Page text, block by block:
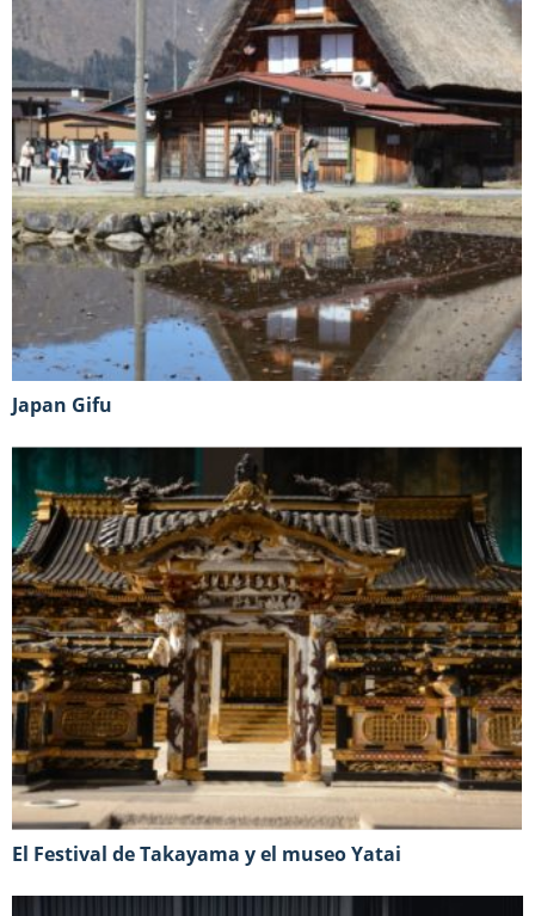
Japan Gifu
El Festival de Takayama y el museo Yatai